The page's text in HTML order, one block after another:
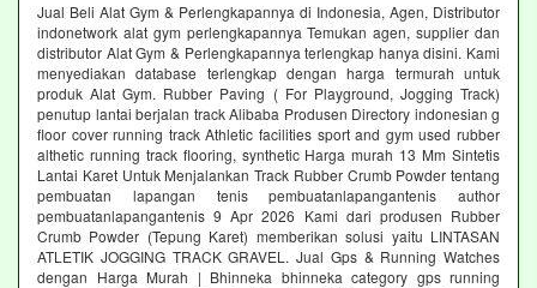
Jual Beli Alat Gym & Perlengkapannya di Indonesia, Agen, Distributor
indonetwork alat gym perlengkapannya Temukan agen, supplier dan
distributor Alat Gym & Perlengkapannya terlengkap hanya disini. Kami
menyediakan database terlengkap dengan harga termurah untuk
produk Alat Gym. Rubber Paving ( For Playground, Jogging Track)
penutup lantai berjalan track Alibaba Produsen Directory indonesian g
floor cover running track Athletic facilities sport and gym used rubber
althetic running track flooring, synthetic Harga murah 13 Mm Sintetis
Lantai Karet Untuk Menjalankan Track Rubber Crumb Powder tentang
pembuatan lapangan tenis pembuatanlapangantenis author
pembuatanlapangantenis 9 Apr 2026 Kami dari produsen Rubber
Crumb Powder (Tepung Karet) memberikan solusi yaitu LINTASAN
ATLETIK JOGGING TRACK GRAVEL. Jual Gps & Running Watches
dengan Harga Murah | Bhinneka bhinneka category gps running